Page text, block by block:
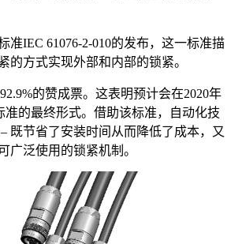
准IEC 61076-2-010的发布，这一标准描
的方式实现外部和内部的锁紧。
的赞成票。这表明预计会在2020年
准的最终形式。借助该标准，自动化技
既节省了安装时间从而降低了成本，又
广泛使用的锁紧机制。